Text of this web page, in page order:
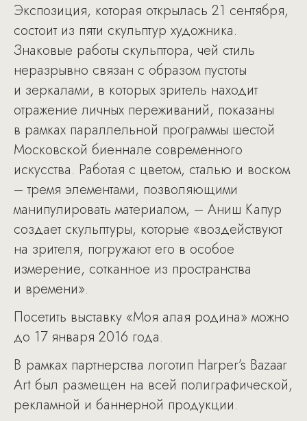
Экспозиция, которая открылась 21 сентября,
состоит из пяти скульптур художника.
Знаковые работы скульптора, чей стиль
неразрывно связан с образом пустоты
и зеркалами, в которых зритель находит
отражение личных переживаний, показаны
в рамках параллельной программы шестой
Московской биеннале современного
искусства. Работая с цветом, сталью и воском
– тремя элементами, позволяющими
манипулировать материалом, – Аниш Капур
создает скульптуры, которые «воздействуют
на зрителя, погружают его в особое
измерение, сотканное из пространства
и времени».
Посетить выставку «Моя алая родина» можно
до 17 января 2016 года.
В рамках партнерства логотип Harper’s Bazaar
Art был размещен на всей полиграфической,
рекламной и баннерной продукции.